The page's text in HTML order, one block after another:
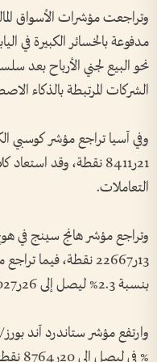
وتراجعت مؤشرات الأسواق
مدفوعة بالخسائر الكبيرة في
نحو البيع لجني الأرباح بعد
الشركات المرتبطة بالذكاء
21ر8411 نقطة، وقد
التعاملات.
13ر22667 نقطة،
بنسبة 2.3% ليصل إلى 26ر4027 نقطة.
% في ليصل إلى 20ر8764 نقطة.